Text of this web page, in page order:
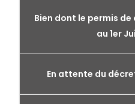
Bien dont le permis
au 1er
En attente du